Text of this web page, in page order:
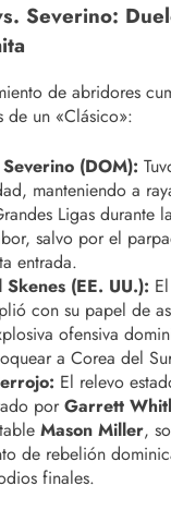
Severino:
de abridores
de un «Clásico»:
Severino (DOM):
manteniendo a
Ligas durante
salvo por el
entrada.
Skenes (EE. UU.):
con su papel de
ofensiva
a Corea del
El relevo
por Garrett
Mason Miller,
de rebelión
finales.